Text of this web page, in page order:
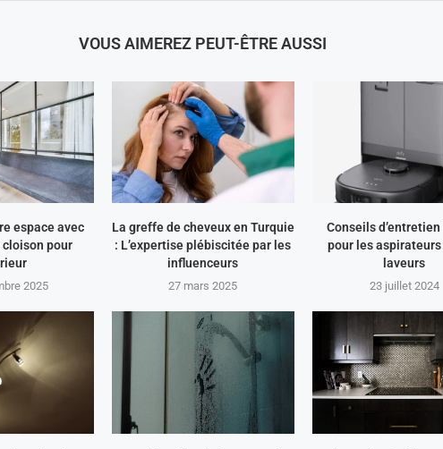
VOUS AIMEREZ PEUT-ÊTRE AUSSI
espace avec
pour
2025
La greffe de cheveux en Turquie
: L’expertise plébiscitée par les
influenceurs
27 mars 2025
Conseils
pour les
laveurs
23 juillet 2024